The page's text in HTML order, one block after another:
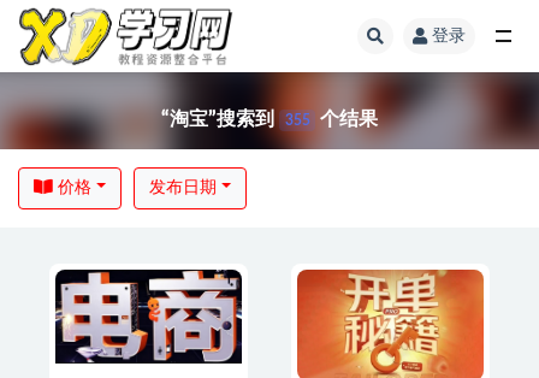
登录
“淘宝”搜索到 355 个结果
价格 发布日期